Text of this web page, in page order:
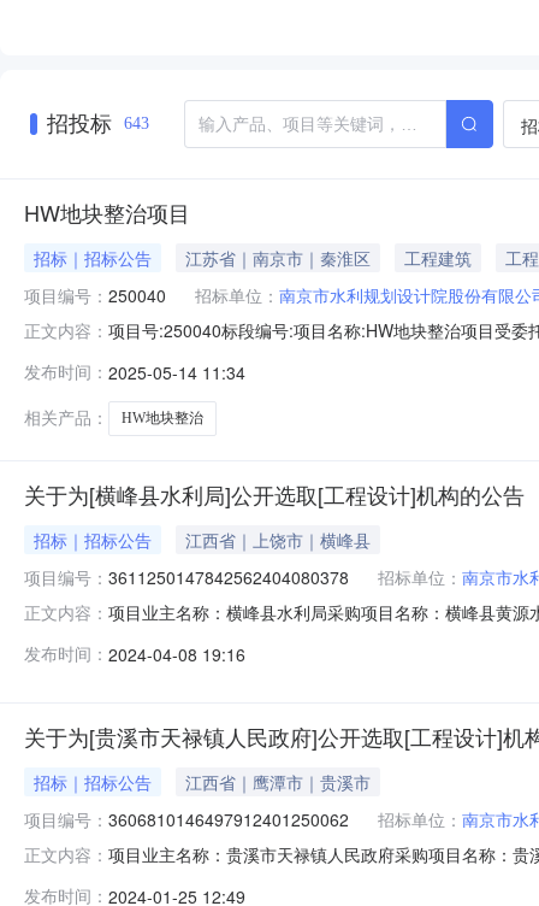
招投标 643
HW地块整治项目
招标｜招标公告 江苏省｜南京市｜秦淮区 工程建筑
工程
项目编号： 250040 招标单位： 南京市水利规划设计院股份有限公
正文内容： 项目号:250040标段编号:项目名称:HW地块整治项目受
发布时间： 2025-05-14 11:34
相关产品：
HW地块整治
关于为[横峰县水利局]公开选取[工程设计]机构的公告
招标｜招标公告
江西省｜上饶市｜横峰县
项目编号： 3611250147842562404080378 招标单位： 南京市水
正文内容： 项目业主名称：横峰县水利局采购项目名称：横峰县黄
时间：3（个工作日）签订合同时间：15（个工作日）合
发布时间： 2024-04-08 19:16
关于为[贵溪市天禄镇人民政府]公开选取[工程设计]机
招标｜招标公告
江西省｜鹰潭市｜贵溪市
项目编号： 3606810146497912401250062 招标单位： 南京市水
正文内容： 项目业主名称：贵溪市天禄镇人民政府采购项目名称：
发布时间： 2024-01-25 12:49